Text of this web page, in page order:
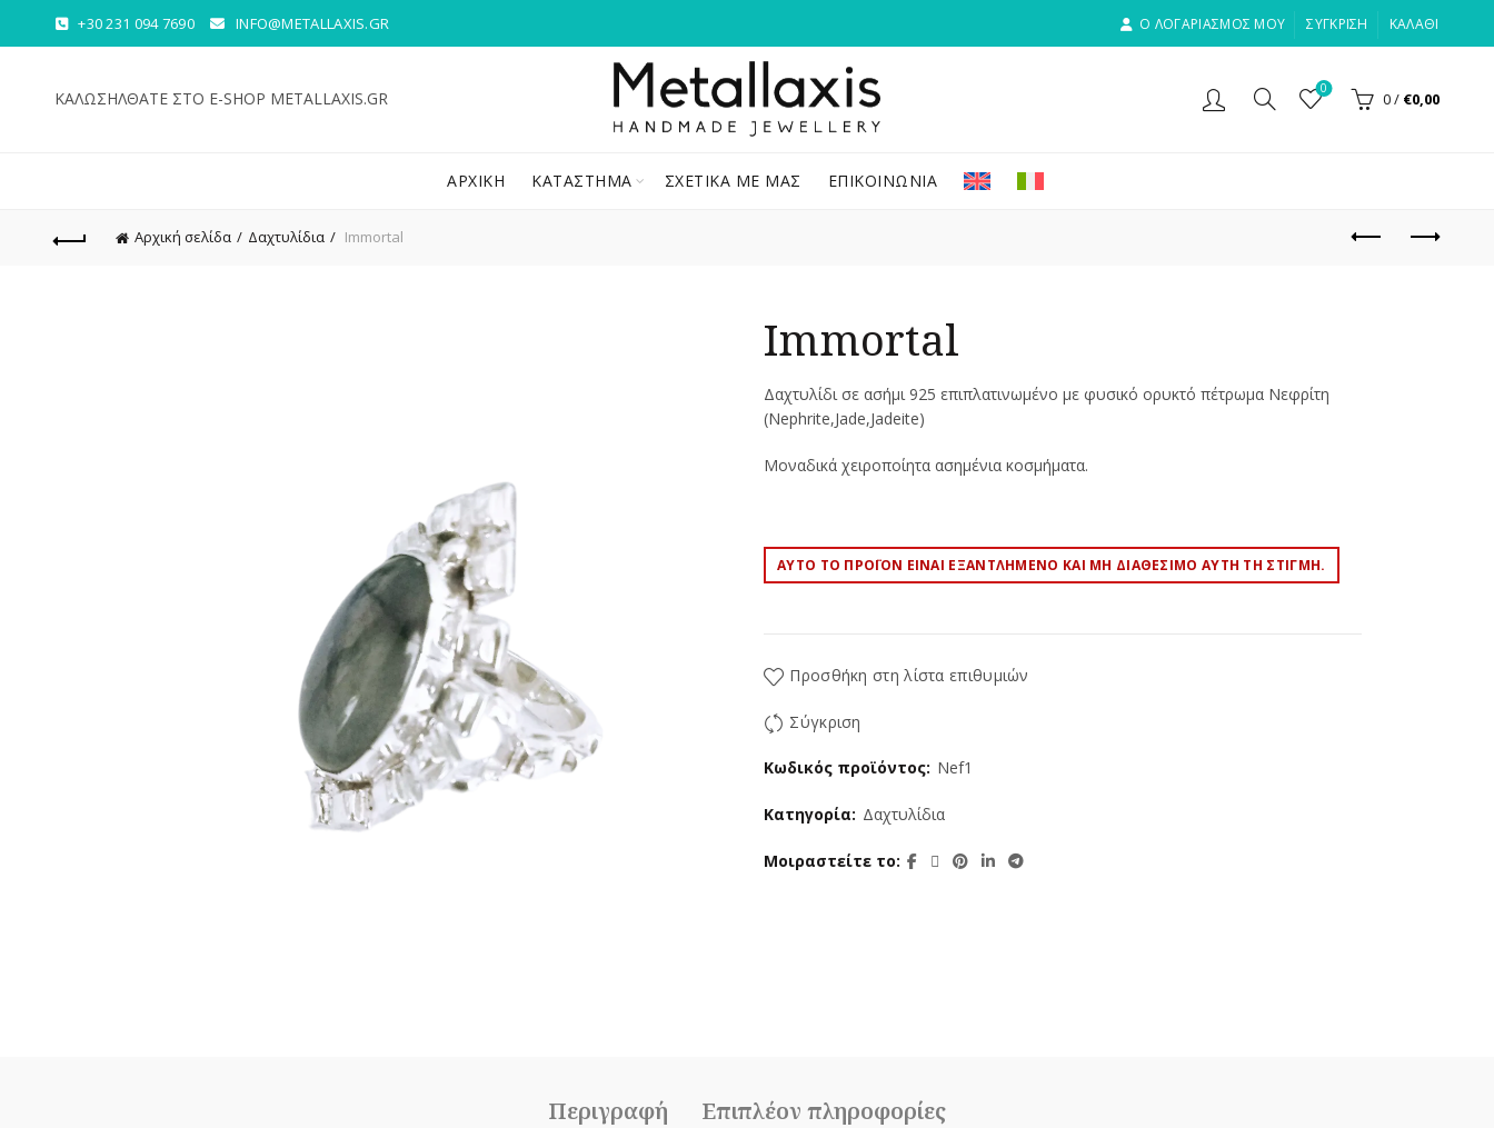
+30 231 094 7690 INFO@METALLAXIS.GR Ο ΛΟΓΑΡΙΑΣΜΟΣ ΜΟΥ ΣΎΓΚΡΙΣΗ ΚΑΛΆΘΙ
ΚΑΛΩΣΗΛΘΑΤΕ ΣΤΟ E-SHOP METALLAXIS.GR 0
0/ €0,00
ΑΡΧΙΚΉ ΚΑΤΆΣΤΗΜΑ ΣΧΕΤΙΚΆ ΜΕ ΜΑΣ ΕΠΙΚΟΙΝΩΝΊΑ
Αρχική σελίδα Δαχτυλίδια Immortal
Immortal
Δαχτυλίδι σε ασήμι 925 επιπλατινωμένο με φυσικό ορυκτό πέτρωμα Νεφρίτη
(Nephrite,Jade,Jadeite)
Μοναδικά χειροποίητα ασημένια κοσμήματα.
ΑΥΤΌ ΤΟ ΠΡΟΪΌΝ ΕΊΝΑΙ ΕΞΑΝΤΛΗΜΈΝΟ ΚΑΙ ΜΗ ΔΙΑΘΈΣΙΜΟ ΑΥΤΉ ΤΗ ΣΤΙΓΜΉ.
Προσθήκη στη λίστα επιθυμιών
Σύγκριση
Κωδικός προϊόντος: Nef1
Κατηγορία: Δαχτυλίδια
Μοιραστείτε το
Περιγραφή Επιπλέον πληροφορίες